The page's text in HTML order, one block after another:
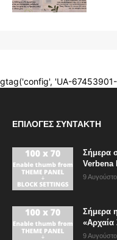
ΕΠΙΛΟΓΈΣ ΣΥΝΤΆΚΤΗ
Σήμερα
Verbena
9
Σήμερα
«Αρχαία
9